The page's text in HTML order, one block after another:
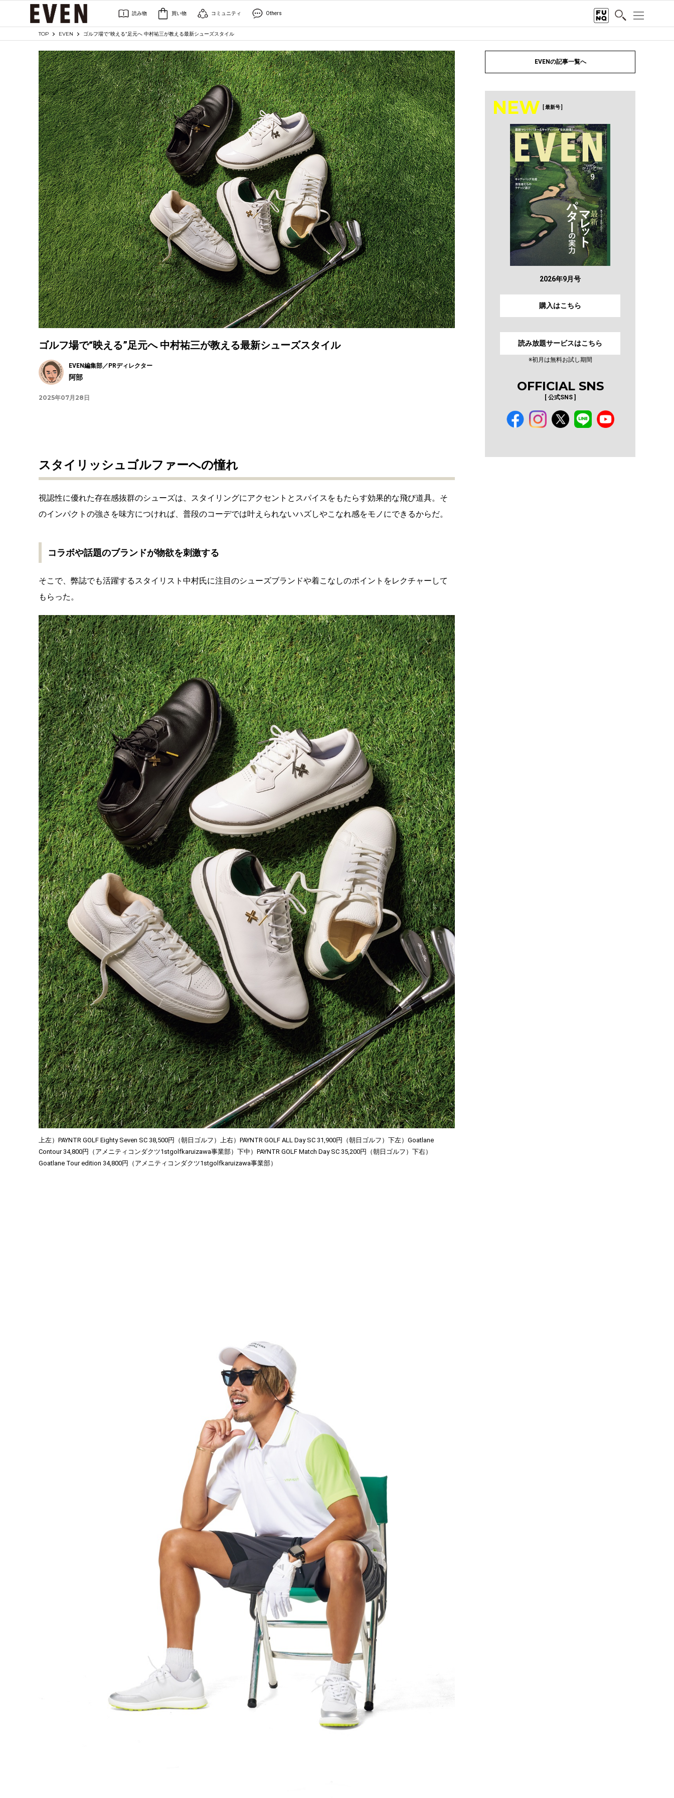
読み物 買い物 コミュニティ Others
TOP EVEN ゴルフ場で“映える”足元へ 中村祐三が教える最新シューズスタイル
ゴルフ場で“映える”足元へ 中村祐三が教える最新シューズスタイル
EVEN編集部／PRディレクター
阿部
2025年07月28日
スタイリッシュゴルファーへの憧れ
視認性に優れた存在感抜群のシューズは、スタイリングにアクセントとスパイスをもたらす効果的な飛び道具。そ
のインパクトの強さを味方につければ、普段のコーデでは叶えられないハズしやこなれ感をモノにできるからだ。
コラボや話題のブランドが物欲を刺激する
そこで、弊誌でも活躍するスタイリスト中村氏に注目のシューズブランドや着こなしのポイントをレクチャーして
もらった。
上左）PAYNTR GOLF Eighty Seven SC 38,500円（朝日ゴルフ）上右）PAYNTR GOLF ALL Day SC 31,900円（朝日ゴルフ）下左）Goatlane
Contour 34,800円（アメニティコンダクツ1stgolfkaruizawa事業部）下中）PAYNTR GOLF Match Day SC 35,200円（朝日ゴルフ）下右）
Goatlane Tour edition 34,800円（アメニティコンダクツ1stgolfkaruizawa事業部）
EVENの記事一覧へ
NEW [ 最新号 ]
2026年9月号
購入はこちら
読み放題サービスはこちら
※初月は無料お試し期間
OFFICIAL SNS
[ 公式SNS ]